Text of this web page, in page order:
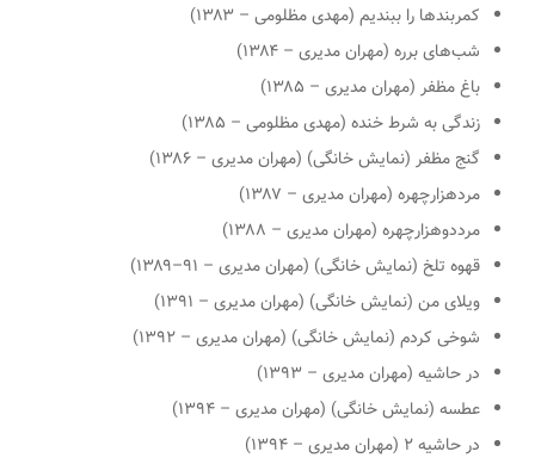
کمربندها را ببندیم (مهدی مظلومی – ۱۳۸۳)
شب‌های برره (مهران مدیری – ۱۳۸۴)
باغ مظفر (مهران مدیری – ۱۳۸۵)
زندگی به شرط خنده (مهدی مظلومی – ۱۳۸۵)
گنج مظفر (نمایش خانگی) (مهران مدیری – ۱۳۸۶)
مردهزارچهره (مهران مدیری – ۱۳۸۷)
مرددوهزارچهره (مهران مدیری – ۱۳۸۸)
قهوه تلخ (نمایش خانگی) (مهران مدیری – ۹۱–۱۳۸۹)
ویلای من (نمایش خانگی) (مهران مدیری – ۱۳۹۱)
شوخی کردم (نمایش خانگی) (مهران مدیری – ۱۳۹۲)
در حاشیه (مهران مدیری – ۱۳۹۳)
عطسه (نمایش خانگی) (مهران مدیری – ۱۳۹۴)
در حاشیه ۲
(مهران مدیری – ۱۳۹۴)